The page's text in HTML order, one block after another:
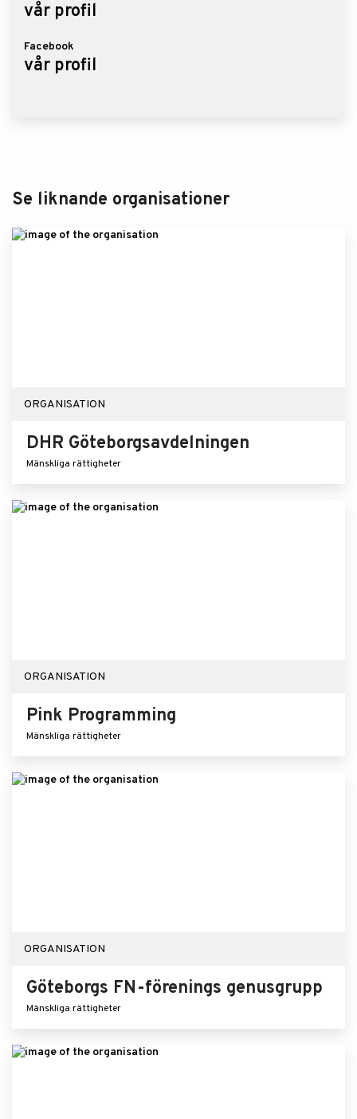
vår profil
Facebook
vår profil
Se liknande organisationer
ORGANISATION
DHR Göteborgsavdelningen
Mänskliga rättigheter
ORGANISATION
Pink Programming
Mänskliga rättigheter
ORGANISATION
Göteborgs FN-förenings genusgrupp
Mänskliga rättigheter